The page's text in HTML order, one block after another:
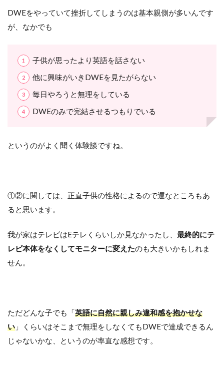
DWEをやっていて挫折してしまうのは基本親側が多いんです
が、なかでも
子供が思ったより英語を話さない
他に興味がいきDWEを見たがらない
毎日やろうと無理をしている
DWEのみで完結させるつもりでいる
というのがよく聞く体験談ですね。
①②に関しては、正直子供の性格によるので運なところもあ
ると思います。
我が家はテレビはEテレくらいしか見なかったし、 最終的にテ
レビ本体をなくしてモニターに変えたのも大きいかもしれま
せん。
ただどんな子でも「英語に自然に親しみ違和感を抱かせな
い 」くらいはそこまで無理をしなくてもDWEで達成できるん
じゃないかな、というのが率直な感想です。